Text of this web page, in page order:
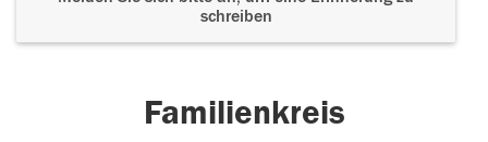
schreiben
Familienkreis